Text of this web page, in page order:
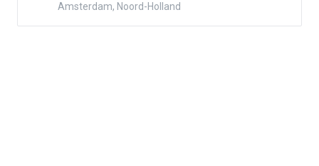
Amsterdam, Noord-Holland